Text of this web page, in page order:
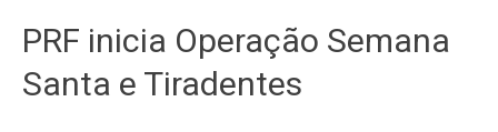
PRF inicia Operação Semana
Santa e Tiradentes